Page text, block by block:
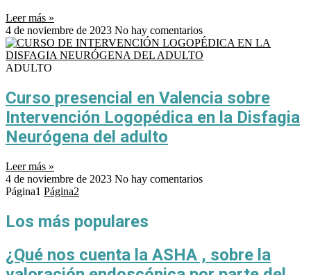
Leer más »
4 de noviembre de 2023 No hay comentarios
ADULTO
Curso presencial en Valencia sobre
Intervención Logopédica en la Disfagia
Neurógena del adulto
Leer más »
4 de noviembre de 2023 No hay comentarios
Página1 Página2
Los más populares
¿Qué nos cuenta la ASHA , sobre la